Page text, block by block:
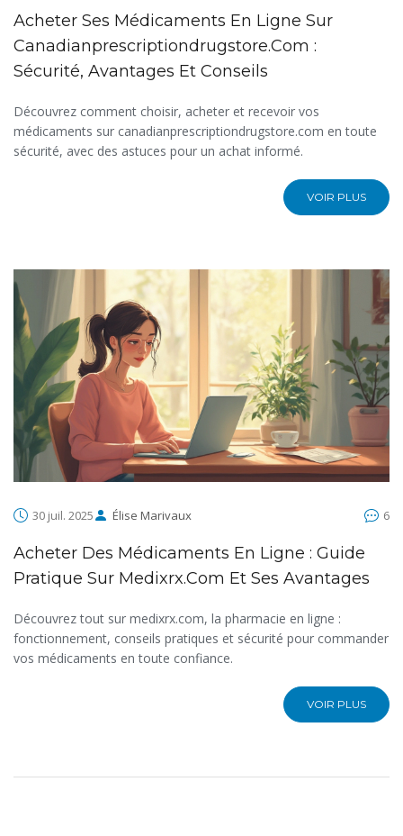
Acheter Ses Médicaments En Ligne Sur
Canadianprescriptiondrugstore.com :
Sécurité, Avantages Et Conseils
Découvrez comment choisir, acheter et recevoir vos
médicaments sur canadianprescriptiondrugstore.com en toute
sécurité, avec des astuces pour un achat informé.
VOIR PLUS
30 juil. 2025 Élise Marivaux 6
Acheter Des Médicaments En Ligne : Guide
Pratique Sur Medixrx.com Et Ses Avantages
Découvrez tout sur medixrx.com, la pharmacie en ligne :
fonctionnement, conseils pratiques et sécurité pour commander
vos médicaments en toute confiance.
VOIR PLUS